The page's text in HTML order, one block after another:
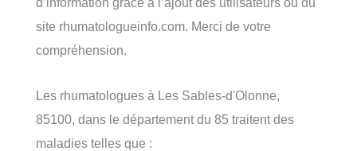
site rhumatologueinfo.com. Merci de votre
compréhension.
Les rhumatologues à Les Sables-d'Olonne,
85100, dans le département du 85 traitent des
maladies telles que :